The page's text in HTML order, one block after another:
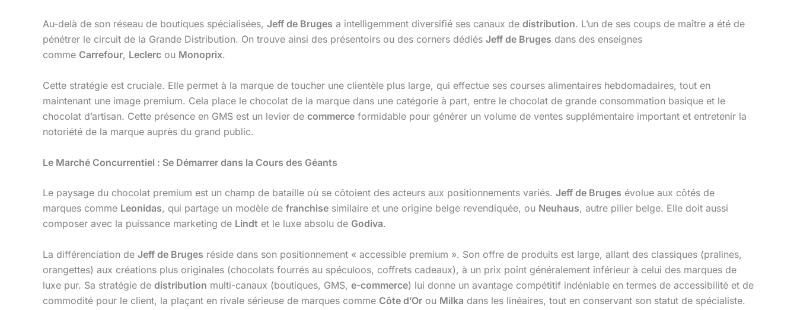
Au-delà de son réseau de boutiques spécialisées, Jeff de Bruges a intelligemment diversifié ses canaux de distribution. L’un de ses coups de maître a été de
pénétrer le circuit de la Grande Distribution. On trouve ainsi des présentoirs ou des corners dédiés Jeff de Bruges dans des enseignes
comme Carrefour, Leclerc ou Monoprix.
Cette stratégie est cruciale. Elle permet à la marque de toucher une clientèle plus large, qui effectue ses courses alimentaires hebdomadaires, tout en
maintenant une image premium. Cela place le chocolat de la marque dans une catégorie à part, entre le chocolat de grande consommation basique et le
chocolat d’artisan. Cette présence en GMS est un levier de commerce formidable pour générer un volume de ventes supplémentaire important et entretenir la
notoriété de la marque auprès du grand public.
Le Marché Concurrentiel : Se Démarrer dans la Cours des Géants
Le paysage du chocolat premium est un champ de bataille où se côtoient des acteurs aux positionnements variés. Jeff de Bruges évolue aux côtés de
marques comme Leonidas, qui partage un modèle de franchise similaire et une origine belge revendiquée, ou Neuhaus, autre pilier belge. Elle doit aussi
composer avec la puissance marketing de Lindt et le luxe absolu de Godiva.
La différenciation de Jeff de Bruges réside dans son positionnement « accessible premium ». Son offre de produits est large, allant des classiques (pralines,
orangettes) aux créations plus originales (chocolats fourrés au spéculoos, coffrets cadeaux), à un prix point généralement inférieur à celui des marques de
luxe pur. Sa stratégie de distribution multi-canaux (boutiques, GMS, e-commerce) lui donne un avantage compétitif indéniable en termes de accessibilité et de
commodité pour le client, la plaçant en rivale sérieuse de marques comme Côte d’Or ou Milka dans les linéaires, tout en conservant son statut de spécialiste.